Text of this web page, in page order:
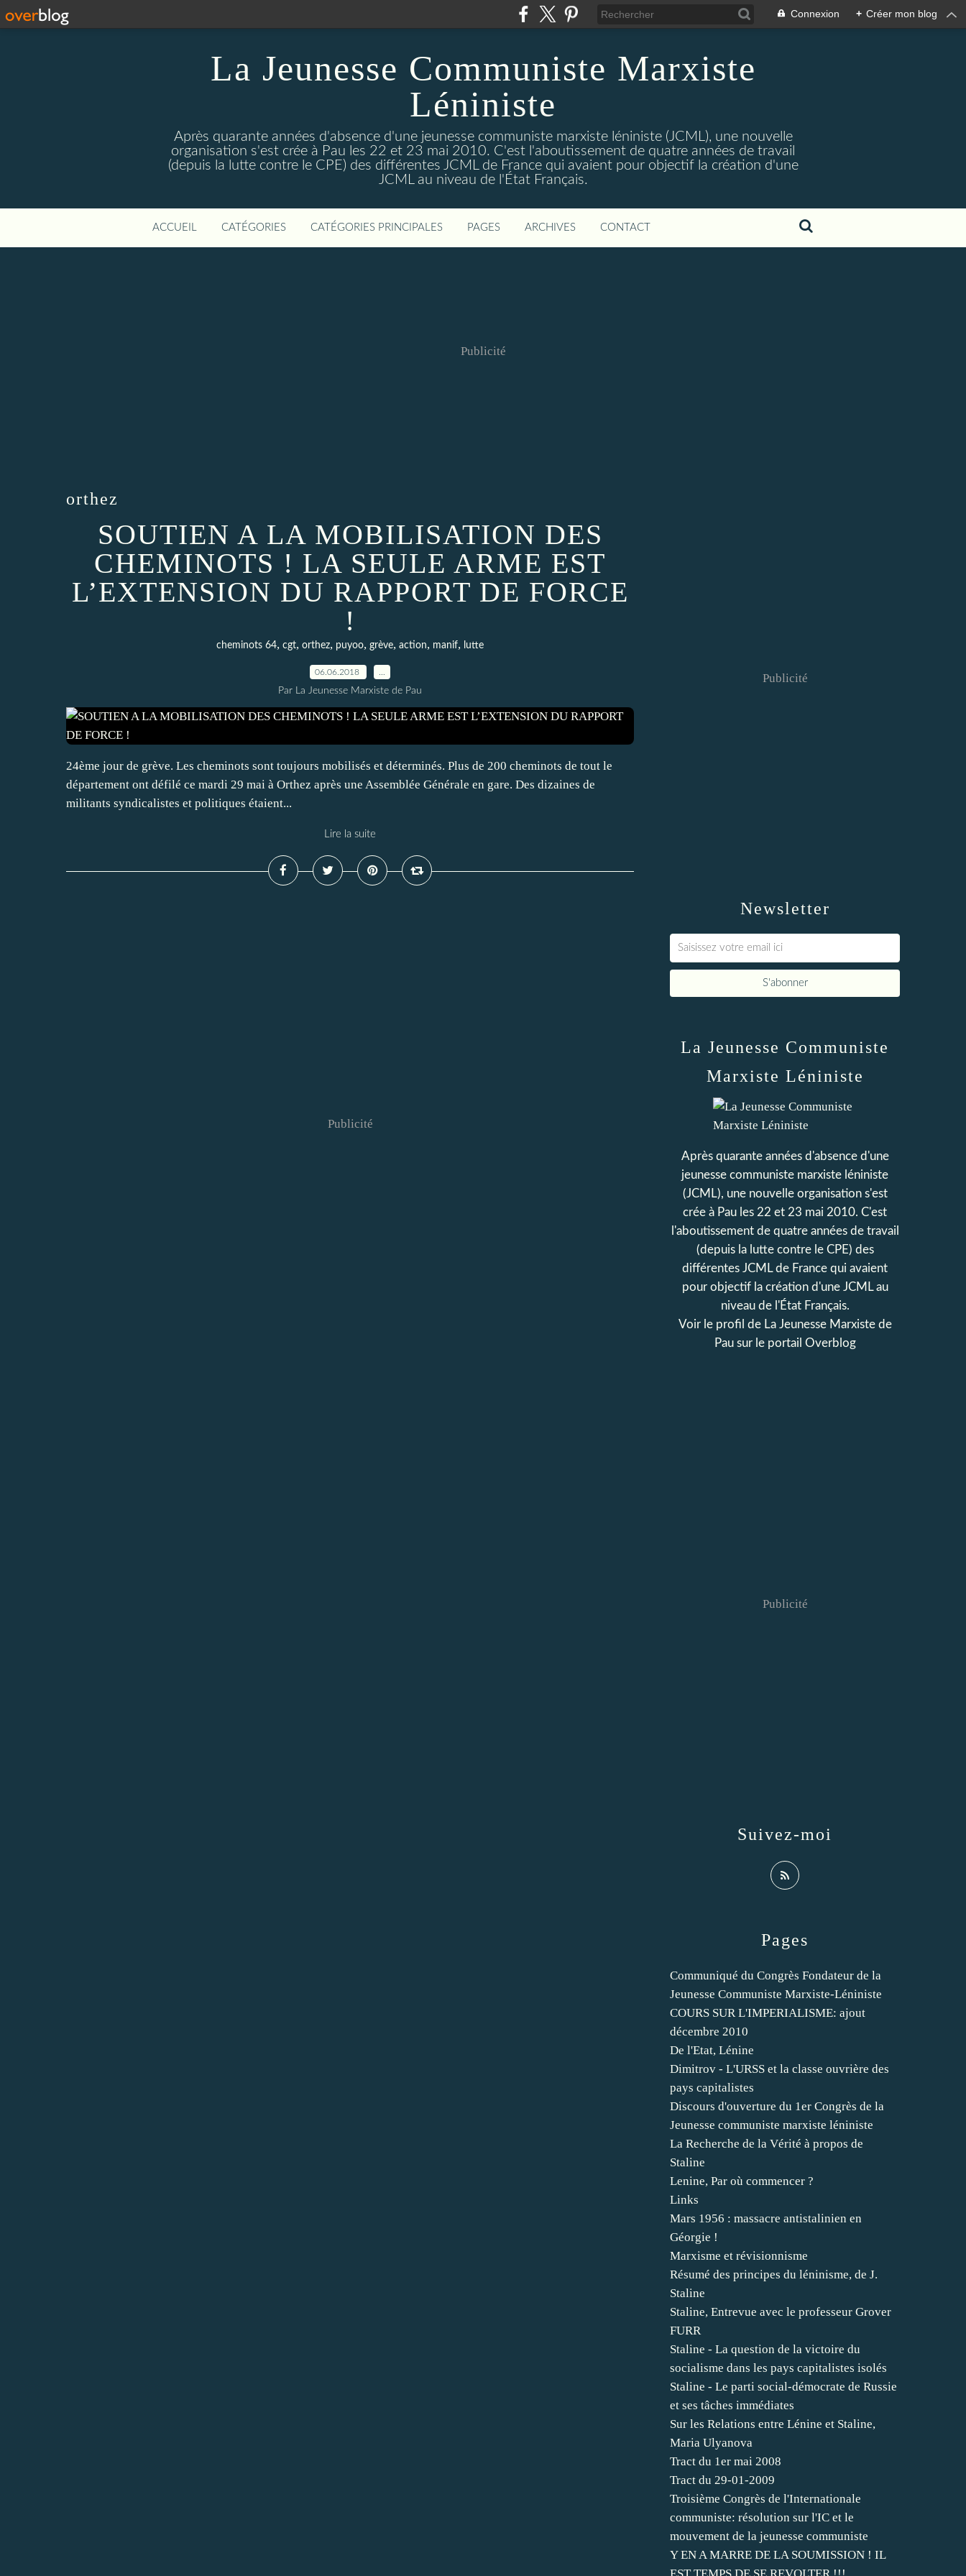
Connexion + Créer mon blog
La Jeunesse Communiste Marxiste
Léniniste
Après quarante années d'absence d'une jeunesse communiste marxiste léniniste (JCML), une nouvelle
organisation s'est crée à Pau les 22 et 23 mai 2010. C'est l'aboutissement de quatre années de travail
(depuis la lutte contre le CPE) des différentes JCML de France qui avaient pour objectif la création d'une
JCML au niveau de l'État Français.
ACCUEIL CATÉGORIES CATÉGORIES PRINCIPALES PAGES ARCHIVES CONTACT
Publicité
orthez
SOUTIEN A LA MOBILISATION DES
CHEMINOTS ! LA SEULE ARME EST
L’EXTENSION DU RAPPORT DE FORCE
!
cheminots 64, cgt, orthez, puyoo, grève, action, manif, lutte
06.06.2018
Par La Jeunesse Marxiste de Pau
24ème jour de grève. Les cheminots sont toujours mobilisés et déterminés. Plus de 200 cheminots de tout le
département ont défilé ce mardi 29 mai à Orthez après une Assemblée Générale en gare. Des dizaines de
militants syndicalistes et politiques étaient...
Lire la suite
Publicité
Newsletter
Publicité
Pages
Communiqué du Congrès Fondateur de la
Jeunesse Communiste Marxiste-Léniniste
COURS SUR L'IMPERIALISME: ajout
décembre 2010
De l'Etat, Lénine
Dimitrov - L'URSS et la classe ouvrière des
pays capitalistes
Discours d'ouverture du 1er Congrès de la
Jeunesse communiste marxiste léniniste
La Recherche de la Vérité à propos de
Staline
Lenine, Par où commencer ?
Links
Mars 1956 : massacre antistalinien en
Géorgie !
Marxisme et révisionnisme
Résumé des principes du léninisme, de J.
Staline
Staline, Entrevue avec le professeur Grover
FURR
Staline - La question de la victoire du
socialisme dans les pays capitalistes isolés
Staline - Le parti social-démocrate de Russie
et ses tâches immédiates
Sur les Relations entre Lénine et Staline,
Maria Ulyanova
Tract du 1er mai 2008
Tract du 29-01-2009
Troisième Congrès de l'Internationale
communiste: résolution sur l'IC et le
mouvement de la jeunesse communiste
Y EN A MARRE DE LA SOUMISSION ! IL
La Jeunesse Communiste
Marxiste Léniniste
Après quarante années d'absence d'une
jeunesse communiste marxiste léniniste
(JCML), une nouvelle organisation s'est
crée à Pau les 22 et 23 mai 2010. C'est
l'aboutissement de quatre années de travail
(depuis la lutte contre le CPE) des
différentes JCML de France qui avaient
pour objectif la création d'une JCML au
niveau de l'État Français.
Voir le profil de La Jeunesse Marxiste de
Pausur le portail Overblog
Suivez-moi
Publicité